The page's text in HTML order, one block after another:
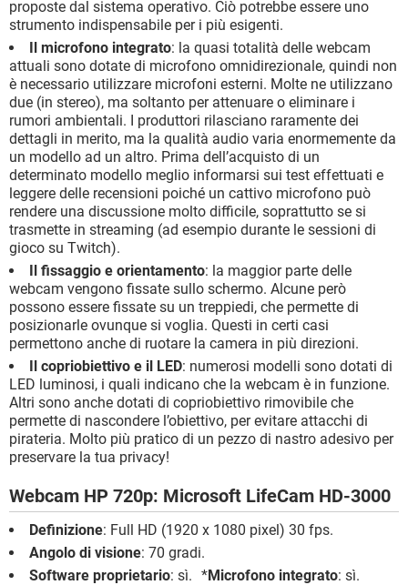
proposte dal sistema operativo. Ciò potrebbe essere uno
strumento indispensabile per i più esigenti.
Il microfono integrato: la quasi totalità delle webcam
attuali sono dotate di microfono omnidirezionale, quindi non
è necessario utilizzare microfoni esterni. Molte ne utilizzano
due (in stereo), ma soltanto per attenuare o eliminare i
rumori ambientali. I produttori rilasciano raramente dei
dettagli in merito, ma la qualità audio varia enormemente da
un modello ad un altro. Prima dell’acquisto di un
determinato modello meglio informarsi sui test effettuati e
leggere delle recensioni poiché un cattivo microfono può
rendere una discussione molto difficile, soprattutto se si
trasmette in streaming (ad esempio durante le sessioni di
gioco su Twitch).
Il fissaggio e orientamento: la maggior parte delle
webcam vengono fissate sullo schermo. Alcune però
possono essere fissate su un treppiedi, che permette di
posizionarle ovunque si voglia. Questi in certi casi
permettono anche di ruotare la camera in più direzioni.
Il copriobiettivo e il LED: numerosi modelli sono dotati di
LED luminosi, i quali indicano che la webcam è in funzione.
Altri sono anche dotati di copriobiettivo rimovibile che
permette di nascondere l’obiettivo, per evitare attacchi di
pirateria. Molto più pratico di un pezzo di nastro adesivo per
preservare la tua privacy!
Webcam HP 720p: Microsoft LifeCam HD-3000
Definizione: Full HD (1920 x 1080 pixel) 30 fps.
Angolo di visione: 70 gradi.
Software proprietario: sì. *Microfono integrato: sì.